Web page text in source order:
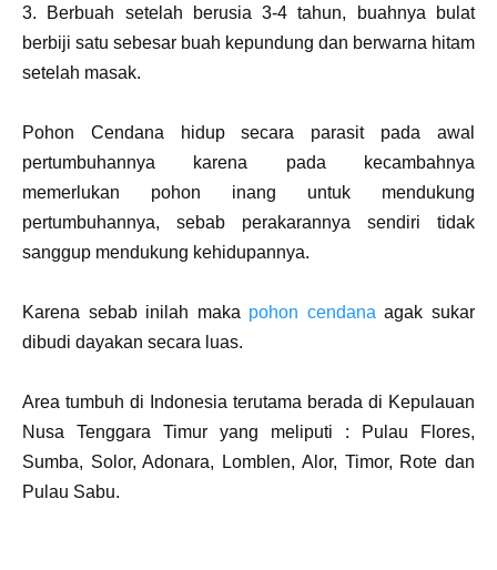
3. Berbuah setelah berusia 3-4 tahun, buahnya bulat
berbiji satu sebesar buah kepundung dan berwarna hitam
setelah masak.
Pohon Cendana hidup secara parasit pada awal
pertumbuhannya karena pada kecambahnya
memerlukan pohon inang untuk mendukung
pertumbuhannya, sebab perakarannya sendiri tidak
sanggup mendukung kehidupannya.
Karena sebab inilah maka pohon cendana agak sukar
dibudi dayakan secara luas.
Area tumbuh di Indonesia terutama berada di Kepulauan
Nusa Tenggara Timur yang meliputi : Pulau Flores,
Sumba, Solor, Adonara, Lomblen, Alor, Timor, Rote dan
Pulau Sabu.